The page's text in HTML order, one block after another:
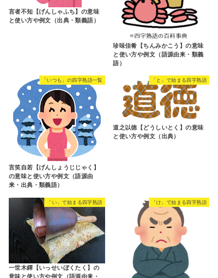
言者不知【げんしゃふち】の意味
と使い方や例文（出典・類義語）
珍味佳肴【ちんみかこう】の意味
と使い方や例文（語源由来・類義
語）
「いつも」の四字熟語一覧
言笑自若【げんしょうじじゃく】
の意味と使い方や例文（語源由
来・出典・類義語）
「と」で始まる四字熟語
道之以徳【どうしいとく】の意味
と使い方や例文（出典）
「い」で始まる四字熟語
一世木鐸【いっせいぼくたく】の
「け」で始まる四字熟語